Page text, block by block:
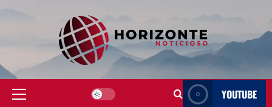
Primary
YOUTUBE